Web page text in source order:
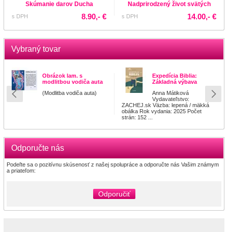
Skúmanie darov Ducha
s DPH 8.90,- €
Nadprirodzený život svätých
s DPH 14.00,- €
Vybraný tovar
Obrázok lam. s
modlitbou vodiča auta
(Modlitba vodiča auta)
Expedícia Biblia:
Základná výbava
Anna Mátiková
Vydavateľstvo:
ZACHEJ.sk Väzba: lepená / mäkká
obálka Rok vydania: 2025 Počet
strán: 152 ...
Odporučte nás
Podeľte sa o pozitívnu skúsenosť z našej spolupráce a odporučte nás Vašim známym
a priateľom:
Odporučiť